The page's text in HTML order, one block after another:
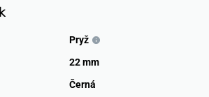
Pryž
22 mm
Černá